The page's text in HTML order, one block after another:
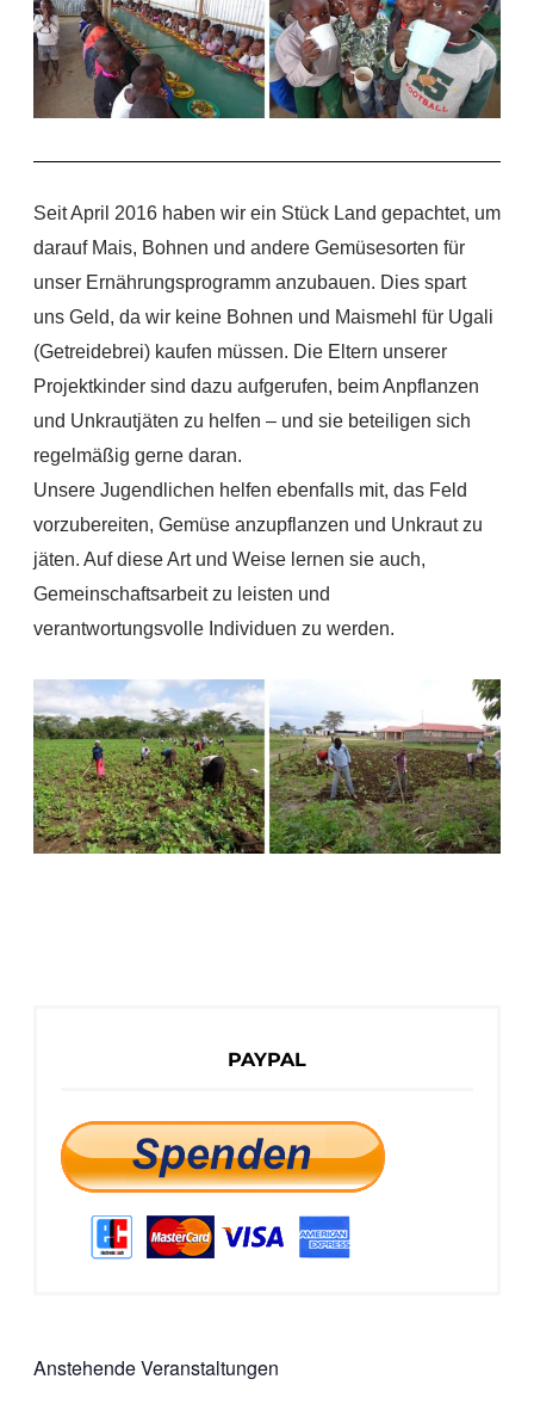
Seit April 2016 haben wir ein Stück Land gepachtet, um
darauf Mais, Bohnen und andere Gemüsesorten für
unser Ernährungsprogramm anzubauen. Dies spart
uns Geld, da wir keine Bohnen und Maismehl für Ugali
(Getreidebrei) kaufen müssen. Die Eltern unserer
Projektkinder sind dazu aufgerufen, beim Anpflanzen
und Unkrautjäten zu helfen – und sie beteiligen sich
regelmäßig gerne daran.
Unsere Jugendlichen helfen ebenfalls mit, das Feld
vorzubereiten, Gemüse anzupflanzen und Unkraut zu
jäten. Auf diese Art und Weise lernen sie auch,
Gemeinschaftsarbeit zu leisten und
verantwortungsvolle Individuen zu werden.
PAYPAL
Anstehende Veranstaltungen